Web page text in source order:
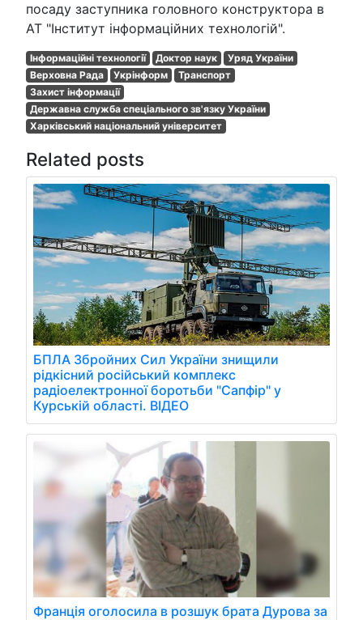
посаду заступника головного конструктора в
АТ "Інститут інформаційних технологій".
Інформаційні технології Доктор наук
Уряд України
Верховна Рада
Укрінформ
Транспорт
Захист інформації
Державна служба спеціального зв'язку України
Харківський національний університет
Related posts
БПЛА Збройних Сил України знищили
рідкісний російський комплекс
радіоелектронної боротьби "Сапфір" у
Курській області. ВІДЕО
Франція оголосила в розшук брата Дурова за